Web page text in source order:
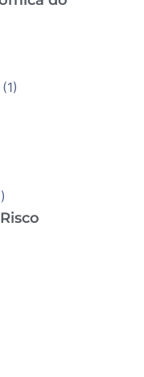
(1)